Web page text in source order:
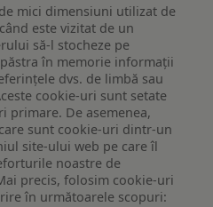
mici dimensiuni utilizat de
este vizitat de un
să-l stocheze pe
în memorie informații
dvs. de limbă sau
cookie-uri sunt setate
primare. De asemenea,
sunt cookie-uri dintr-un
site-ului web pe care îl
noastre de
precis, folosim cookie-uri
în următoarele scopuri: